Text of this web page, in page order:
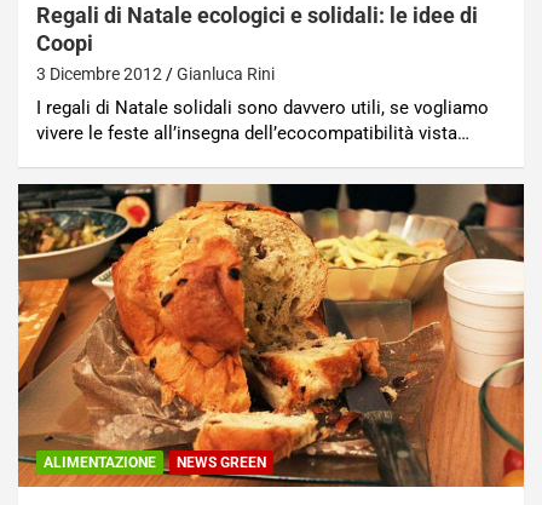
Regali di Natale ecologici e solidali: le idee di
Coopi
3 Dicembre 2012 Gianluca Rini
I regali di Natale solidali sono davvero utili, se vogliamo
vivere le feste all’insegna dell’ecocompatibilità vista…
ALIMENTAZIONE NEWS GREEN